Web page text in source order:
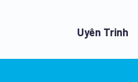
Uyên Trinh